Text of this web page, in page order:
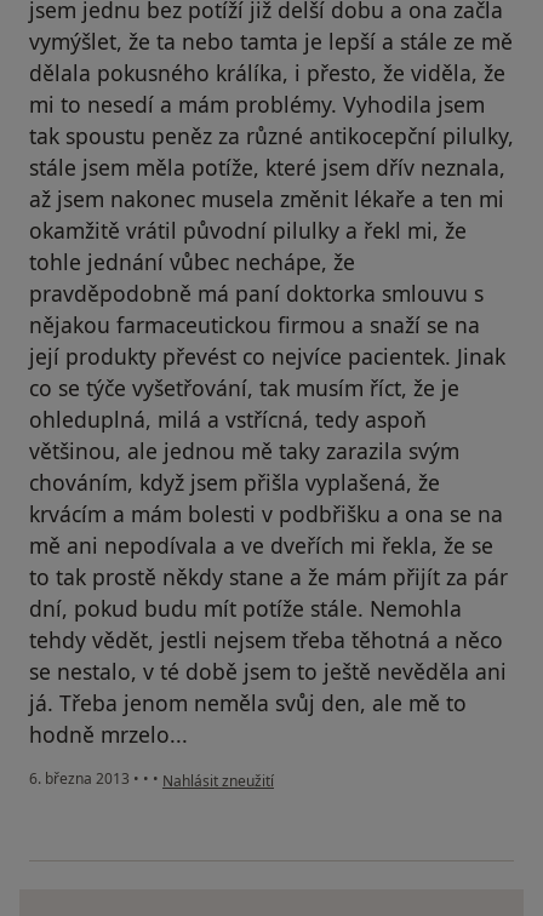
jsem jednu bez potíží již delší dobu a ona začla
vymýšlet, že ta nebo tamta je lepší a stále ze mě
dělala pokusného králíka, i přesto, že viděla, že
mi to nesedí a mám problémy. Vyhodila jsem
tak spoustu peněz za různé antikocepční pilulky,
stále jsem měla potíže, které jsem dřív neznala,
až jsem nakonec musela změnit lékaře a ten mi
okamžitě vrátil původní pilulky a řekl mi, že
tohle jednání vůbec nechápe, že
pravděpodobně má paní doktorka smlouvu s
nějakou farmaceutickou firmou a snaží se na
její produkty převést co nejvíce pacientek. Jinak
co se týče vyšetřování, tak musím říct, že je
ohleduplná, milá a vstřícná, tedy aspoň
většinou, ale jednou mě taky zarazila svým
chováním, když jsem přišla vyplašená, že
krvácím a mám bolesti v podbřišku a ona se na
mě ani nepodívala a ve dveřích mi řekla, že se
to tak prostě někdy stane a že mám přijít za pár
dní, pokud budu mít potíže stále. Nemohla
tehdy vědět, jestli nejsem třeba těhotná a něco
se nestalo, v té době jsem to ještě nevěděla ani
já. Třeba jenom neměla svůj den, ale mě to
hodně mrzelo...
6. března 2013 • • • podle názoru uživatele Váš účet byl odstraněn
Nahlásit zneužití